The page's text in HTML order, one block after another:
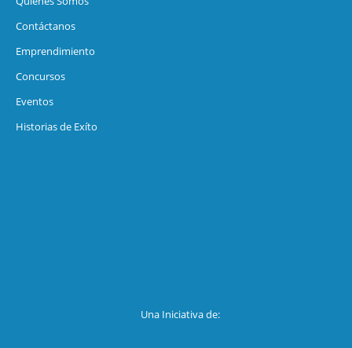
Contáctanos
Emprendimiento
Concursos
Eventos
Historias de Exíto
Una Iniciativa de: